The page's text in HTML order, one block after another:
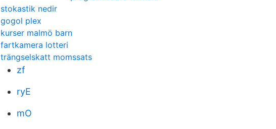
stokastik nedir
gogol plex
kurser malmö barn
fartkamera lotteri
trängselskatt momssats
zf
ryE
mO